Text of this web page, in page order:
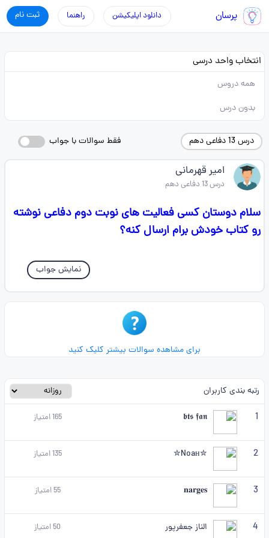
پرسان ثبت نام راهنما دانلود اپلیکیشن
انتخاب واحد درسی
همه دروس
بدون درس
درس 13 دفاعی دهم فقط سوالات با جواب
امیر قهرمانی
درس 13 دفاعی دهم
سلام دوستان کسی فعالیت های نوبت دوم دفاعی نوشته
رو کتاب خودش برام ارسال کنه؟
نمایش جواب
برای مشاهده سوالات بیشتر کلیک کنید
رتبه بندی کاربران
1
𝖇𝖙𝖘 𝖋𝖆𝖓
165امتیاز
2
✮Noaн✮
135امتیاز
3
𝐧𝐚𝐫𝐠𝐞𝐬
55امتیاز
4 الناز جعفرپور 50امتیاز